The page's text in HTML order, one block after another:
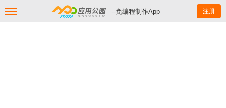
--免编程制作App 注册